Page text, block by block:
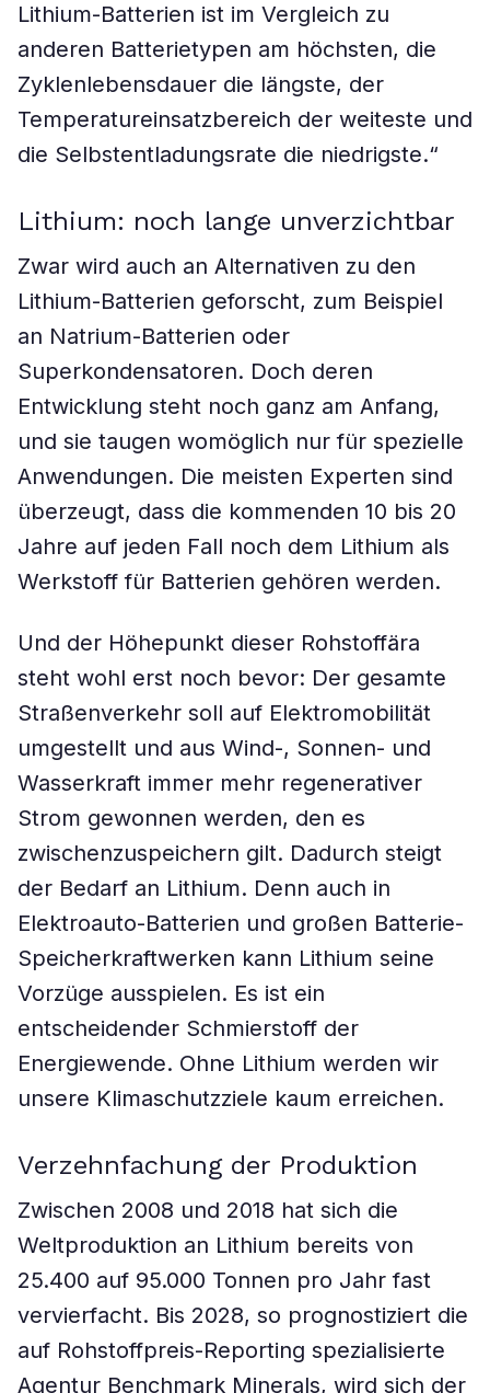
Lithium-Batterien ist im Vergleich zu
anderen Batterietypen am höchsten, die
Zyklenlebensdauer die längste, der
Temperatureinsatzbereich der weiteste und
die Selbstentladungsrate die niedrigste.“
Lithium: noch lange unverzichtbar
Zwar wird auch an Alternativen zu den
Lithium-Batterien geforscht, zum Beispiel
an Natrium-Batterien oder
Superkondensatoren. Doch deren
Entwicklung steht noch ganz am Anfang,
und sie taugen womöglich nur für spezielle
Anwendungen. Die meisten Experten sind
überzeugt, dass die kommenden 10 bis 20
Jahre auf jeden Fall noch dem Lithium als
Werkstoff für Batterien gehören werden.
Und der Höhepunkt dieser Rohstoffära
steht wohl erst noch bevor: Der gesamte
Straßenverkehr soll auf Elektromobilität
umgestellt und aus Wind-, Sonnen- und
Wasserkraft immer mehr regenerativer
Strom gewonnen werden, den es
zwischenzuspeichern gilt. Dadurch steigt
der Bedarf an Lithium. Denn auch in
Elektroauto-Batterien und großen Batterie-
Speicherkraftwerken kann Lithium seine
Vorzüge ausspielen. Es ist ein
entscheidender Schmierstoff der
Energiewende. Ohne Lithium werden wir
unsere Klimaschutzziele kaum erreichen.
Verzehnfachung der Produktion
Zwischen 2008 und 2018 hat sich die
Weltproduktion an Lithium bereits von
25.400 auf 95.000 Tonnen pro Jahr fast
vervierfacht. Bis 2028, so prognostiziert die
auf Rohstoffpreis-Reporting spezialisierte
Agentur Benchmark Minerals, wird sich der